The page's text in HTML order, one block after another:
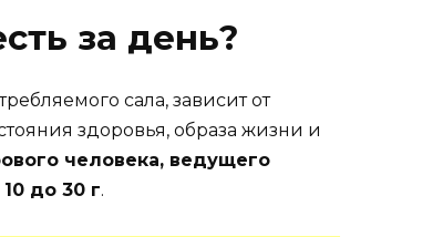
за день?
сала, зависит от
здоровья, образа жизни и
человека, ведущего
до 30 г.